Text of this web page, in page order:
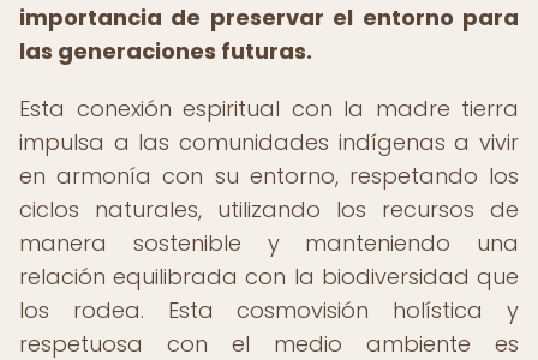
importancia de preservar el entorno para
las generaciones futuras.
Esta conexión espiritual con la madre tierra
impulsa a las comunidades indígenas a vivir
en armonía con su entorno, respetando los
ciclos naturales, utilizando los recursos de
manera sostenible y manteniendo una
relación equilibrada con la biodiversidad que
los rodea. Esta cosmovisión holística y
respetuosa con el medio ambiente es